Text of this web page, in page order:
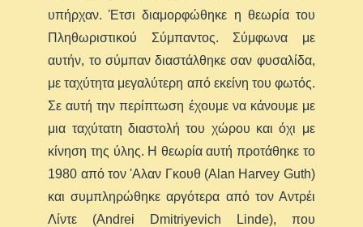
υπήρχαν. Έτσι διαμορφώθηκε η θεωρία του
Πληθωριστικού Σύμπαντος. Σύμφωνα με
αυτήν, το σύμπαν διαστάλθηκε σαν φυσαλίδα,
με ταχύτητα μεγαλύτερη από εκείνη του φωτός.
Σε αυτή την περίπτωση έχουμε να κάνουμε με
μια ταχύτατη διαστολή του χώρου και όχι με
κίνηση της ύλης. Η θεωρία αυτή προτάθηκε το
1980 από τον 'Aλαν Γκουθ (Alan Harvey Guth)
και συμπληρώθηκε αργότερα από τον Αντρέι
Λίντε (Andrei Dmitriyevich Linde), που